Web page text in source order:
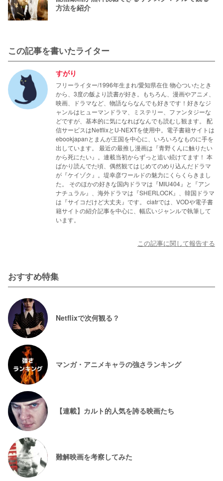
方法を紹介
この記事を書いたライター
すがり
フリーライター/1996年生まれ/愛知県在住 物心ついたとき
から、3度の飯より読書が好き。もちろん、漫画やアニメ、
映画、ドラマなど、物語ならなんでも好きです！好きなジ
ャンルはヒューマンドラマ、ミステリー、ファンタジーな
どですが、基本的に気になればなんでも読むし観ます。 配
信サービスはNetflixとU-NEXTを使用中。電子書籍サイトは
ebookjapanとまんが王国を中心に、いろいろなものに手を
出しています。 最近の最推し漫画は『青野くんに触りたい
から死にたい』。連載当初からずっと追い続けてます！ 本
ばかり読んでた頃、偶然観てはじめてのめり込んだドラマ
が『ケイゾク』。堤幸彦ワールドの魅力にくらくらきまし
た。 そのほかの好きな国内ドラマは『MIU404』と『アン
ナチュラル』、海外ドラマは『SHERLOCK』、韓国ドラマ
は『サイコだけど大丈夫』です。 ciatrでは、VODや電子書
籍サイトの紹介記事を中心に、幅広いジャンルで執筆して
います。
この記事に関して報告する
おすすめ特集
Netflixで次何観る？
マンガ・アニメキャラの強さランキング
【連載】カルト的人気を誇る映画たち
難解映画を考察してみた